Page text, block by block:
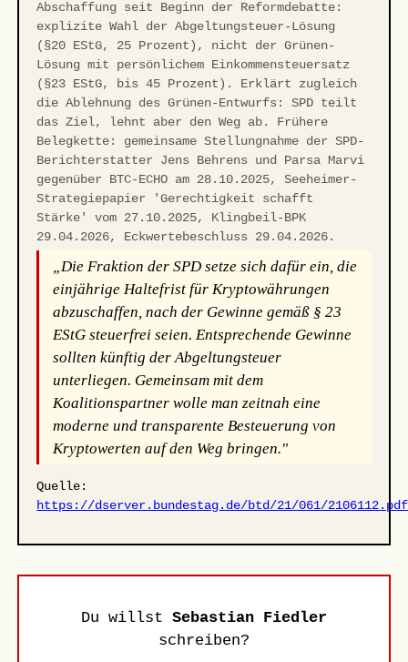
Abschaffung seit Beginn der Reformdebatte:
explizite Wahl der Abgeltungsteuer-Lösung
(§20 EStG, 25 Prozent), nicht der Grünen-
Lösung mit persönlichem Einkommensteuersatz
(§23 EStG, bis 45 Prozent). Erklärt zugleich
die Ablehnung des Grünen-Entwurfs: SPD teilt
das Ziel, lehnt aber den Weg ab. Frühere
Belegkette: gemeinsame Stellungnahme der SPD-
Berichterstatter Jens Behrens und Parsa Marvi
gegenüber BTC-ECHO am 28.10.2025, Seeheimer-
Strategiepapier 'Gerechtigkeit schafft
Stärke' vom 27.10.2025, Klingbeil-BPK
29.04.2026, Eckwertebeschluss 29.04.2026.
„Die Fraktion der SPD setze sich dafür ein, die
einjährige Haltefrist für Kryptowährungen
abzuschaffen, nach der Gewinne gemäß § 23
EStG steuerfrei seien. Entsprechende Gewinne
sollten künftig der Abgeltungsteuer
unterliegen. Gemeinsam mit dem
Koalitionspartner wolle man zeitnah eine
moderne und transparente Besteuerung von
Kryptowerten auf den Weg bringen."
Quelle:
https://dserver.bundestag.de/btd/21/061/2106112.pdf
Du willst Sebastian Fiedler
schreiben?